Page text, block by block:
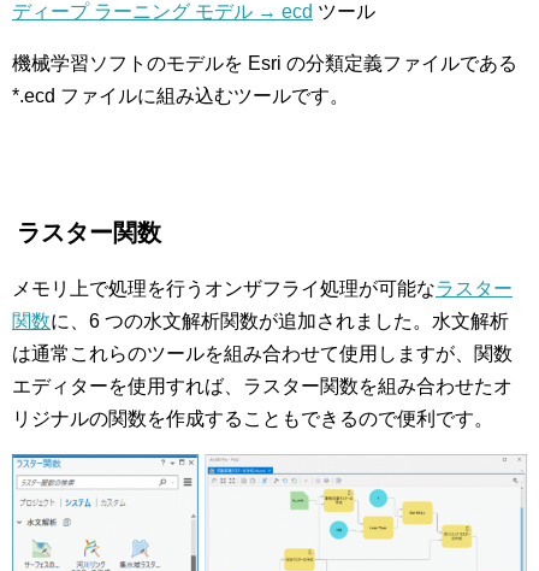
ディープ ラーニング モデル → ecd ツール
機械学習ソフトのモデルを Esri の分類定義ファイルである
*.ecd ファイルに組み込むツールです。
ラスター関数
メモリ上で処理を行うオンザフライ処理が可能なラスター
関数に、6 つの水文解析関数が追加されました。水文解析
は通常これらのツールを組み合わせて使用しますが、関数
エディターを使用すれば、ラスター関数を組み合わせたオ
リジナルの関数を作成することもできるので便利です。